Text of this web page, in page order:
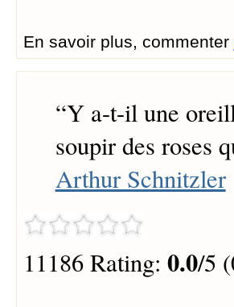
En savoir plus, commenter
“Y a-t-il une
soupir des roses
Arthur Schnitzler
11186 Rating: 0.0/5